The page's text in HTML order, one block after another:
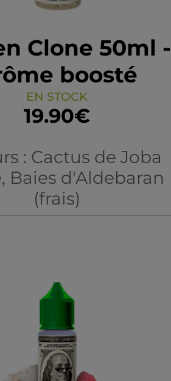
Clone 50ml -
boosté
EN STOCK
19.90€
: Cactus de Joba
Baies d'Aldebaran
(frais)